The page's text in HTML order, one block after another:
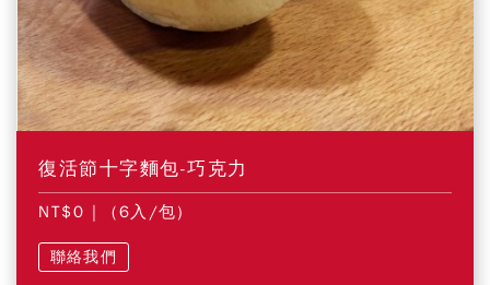
復活節十字麵包-巧克力
NT$0 | (6入/包)
聯絡我們